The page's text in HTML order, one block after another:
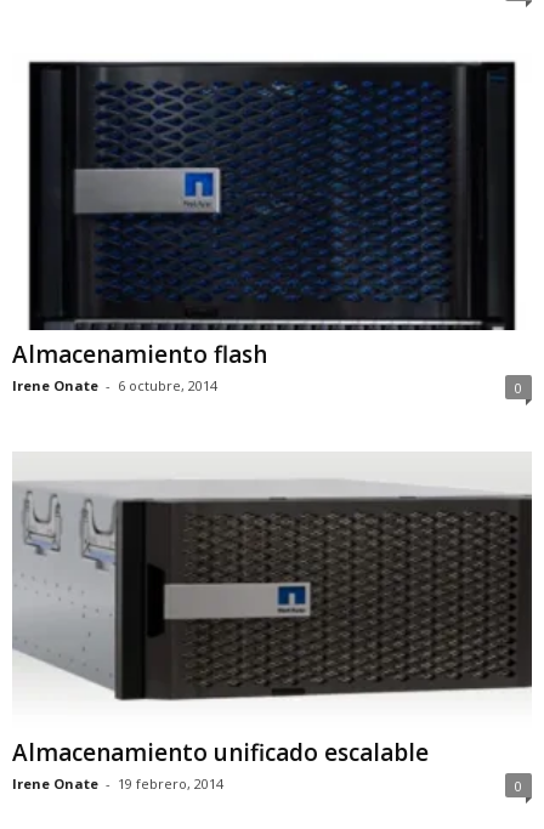
Almacenamiento flash
Irene Onate - 6 octubre, 2014 0
Almacenamiento unificado escalable
Irene Onate - 19 febrero, 2014 0